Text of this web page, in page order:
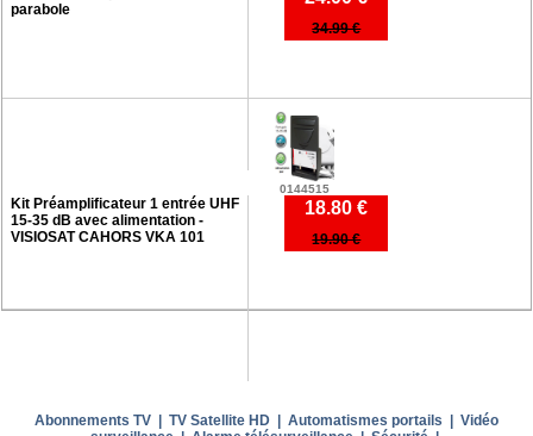
parabole
34.99 €
0144515
Kit Préamplificateur 1 entrée UHF
15-35 dB avec alimentation -
VISIOSAT CAHORS VKA 101
18.80 €
19.90 €
Abonnements TV| TV Satellite HD| Automatismes portails | Vidéo